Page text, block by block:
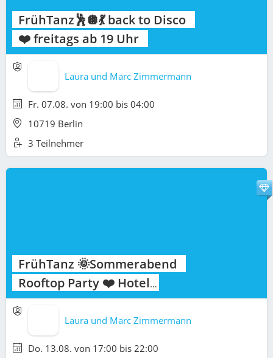
FrühTanz🕺🪩💃 back to Disco
❤️ freitags ab 19 Uhr
Laura und Marc Zimmermann
Fr. 07.08. von 19:00 bis 04:00
10719 Berlin
3 Teilnehmer
FrühTanz 🌞Sommerabend
Rooftop Party ❤️ Hotel
AMANO Grand Central
Hauptbahnhof 💃🕺
Laura und Marc Zimmermann
Do. 13.08. von 17:00 bis 22:00